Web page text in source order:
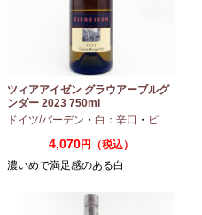
ツィアアイゼン グラウアーブルグ
ンダー 2023 750ml
ドイツ/バーデン ・ 白：辛口 ・ ピノグリ
4,070円（税込）
濃いめで満足感のある白